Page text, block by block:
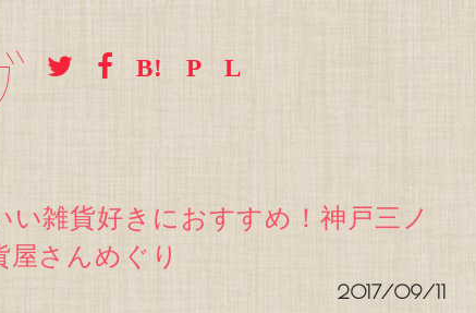
い雑貨好きにおすすめ！神戸三ノ
屋さんめぐり
2017/09/11